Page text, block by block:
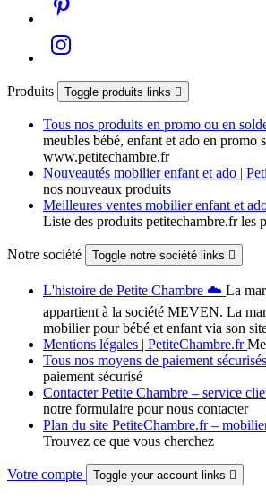
Produits Toggle produits links 
Tous nos produits en promo ou en
meubles bébé, enfant et ado en promo
www.petitechambre.fr
Nouveautés mobilier enfant et ado |
nos nouveaux produits
Meilleures ventes mobilier enfant et
Liste des produits petitechambre.fr les
Notre société Toggle notre société links 
L'histoire de Petite Chambre ☁️ La
appartient à la société MEVEN. La
mobilier pour bébé et enfant via son
Mentions légales | PetiteChambre.fr
Tous nos moyens de paiement sécurisés
paiement sécurisé
Contacter Petite Chambre – service
notre formulaire pour nous contacter
Plan du site PetiteChambre.fr –
Trouvez ce que vous cherchez
Votre compte Toggle your account links 